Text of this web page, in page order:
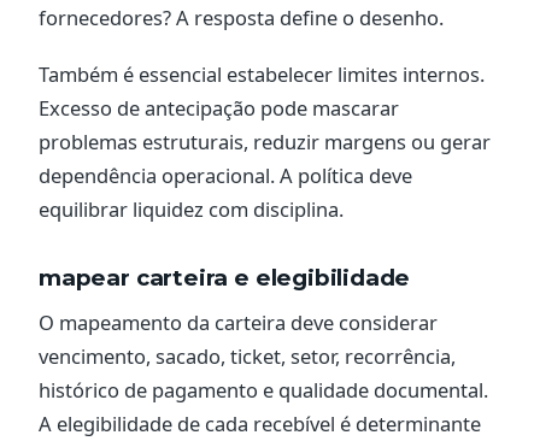
fornecedores? A resposta define o desenho.
Também é essencial estabelecer limites internos.
Excesso de antecipação pode mascarar
problemas estruturais, reduzir margens ou gerar
dependência operacional. A política deve
equilibrar liquidez com disciplina.
mapear carteira e elegibilidade
O mapeamento da carteira deve considerar
vencimento, sacado, ticket, setor, recorrência,
histórico de pagamento e qualidade documental.
A elegibilidade de cada recebível é determinante